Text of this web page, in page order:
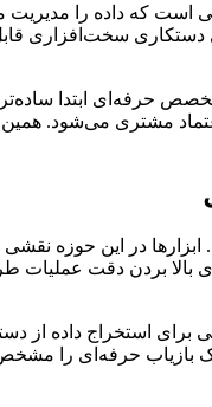
است که داده را
سخت‌افزاری
حرفه‌ای ابتدا
مشتری می‌شود. همین
در این حوزه نقشی
بردن دقت عملیات
استخراج داده از
حرفه‌ای را مشخص